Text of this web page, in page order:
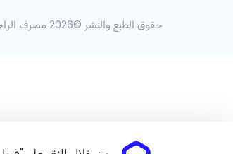
حقوق الطبع والنشر ©2026 مصرف الراجحي.